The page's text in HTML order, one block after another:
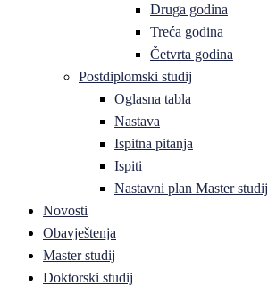
Druga godina
Treća godina
Četvrta godina
Postdiplomski studij
Oglasna tabla
Nastava
Ispitna pitanja
Ispiti
Nastavni plan Master studij
Novosti
Obavještenja
Master studij
Doktorski studij